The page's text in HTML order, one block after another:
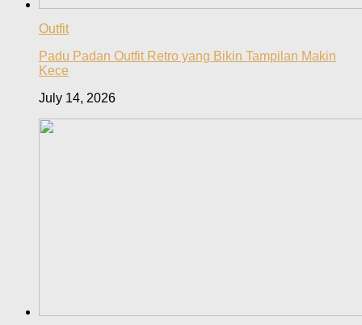
Outfit
Padu Padan Outfit Retro yang Bikin Tampilan Makin
Kece
July 14, 2026